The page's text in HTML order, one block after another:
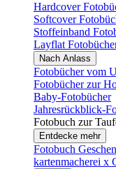
Hardcover
Softcover
Stoffeinband
Layflat
Nach Anlass
Fotobücher vom
Fotobücher zur
Baby-Fotobücher
Jahresrückblick-
Fotobuch zur
Entdecke mehr
Fotobuch
kartenmacherei x